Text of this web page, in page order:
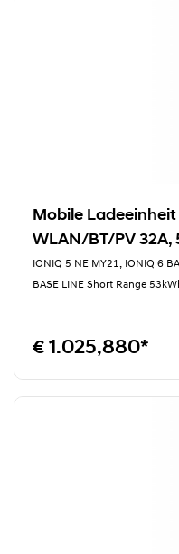
Mobile Ladeeinheit
WLAN/BT/PV 32A,
IONIQ 5 NE MY21, IONIQ 6
BASE LINE Short Range
€ 1.025,880*